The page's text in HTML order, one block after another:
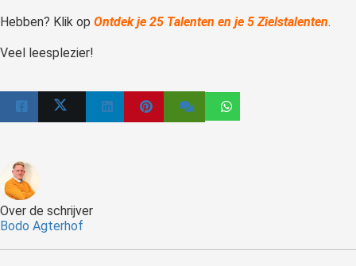
Hebben? Klik op Ontdek je 25 Talenten en je 5 Zielstalenten.
Veel leesplezier!
Over de schrijver
Bodo Agterhof